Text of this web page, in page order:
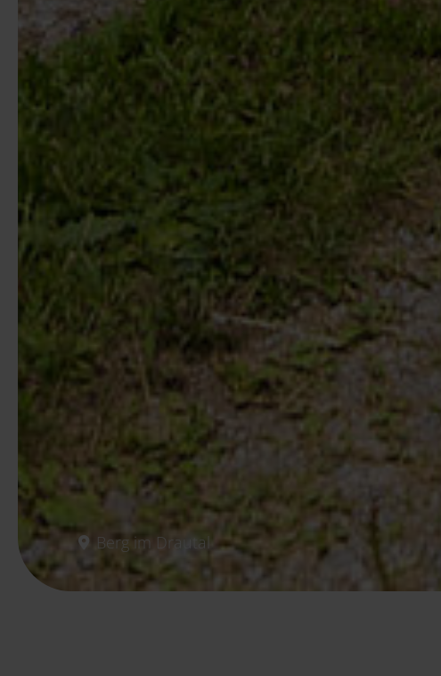
Berg im Drautal